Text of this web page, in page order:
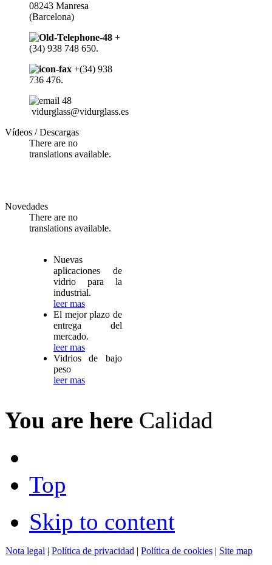
08243 Manresa
(Barcelona)
+
(34) 938 748 650.
+(34) 938
736 476.
vidurglass@vidurglass.es
Vídeos / Descargas
There are no
translations available.
Novedades
There are no
translations available.
Nuevas
aplicaciones de
vidrio para la
industrial.
leer mas
El mejor plazo de
entrega del
mercado.
leer mas
Vidrios de bajo
peso
leer mas
You are here Calidad
Top
Skip to content
Nota legal | Política de privacidad | Política de cookies | Site map